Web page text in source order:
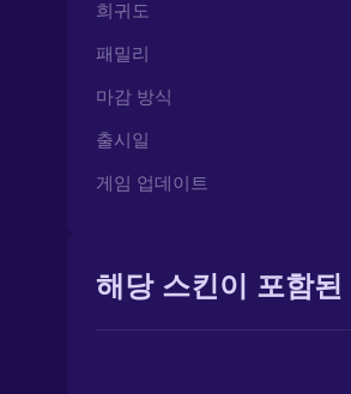
희귀도
패밀리
마감 방식
출시일
게임 업데이트
해당 스킨이 포함된